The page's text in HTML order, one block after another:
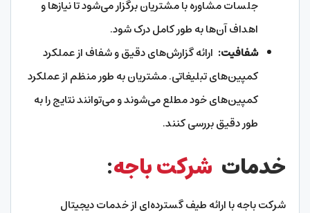
جلسات مشاوره با مشتریان برگزار می‌شود تا نیازها و
اهداف آن‌ها به طور کامل درک شود.
شفافیت: ارائه گزارش‌های دقیق و شفاف از عملکرد
کمپین‌های تبلیغاتی. مشتریان به طور منظم از عملکرد
کمپین‌های خود مطلع می‌شوند و می‌توانند نتایج را به
طور دقیق بررسی کنند.
خدمات شرکت باجه:
شرکت باجه با ارائه طیف گسترده‌ای از خدمات دیجیتال